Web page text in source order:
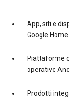
App, siti e
Google Home
Piattaforme
operativo
Prodotti